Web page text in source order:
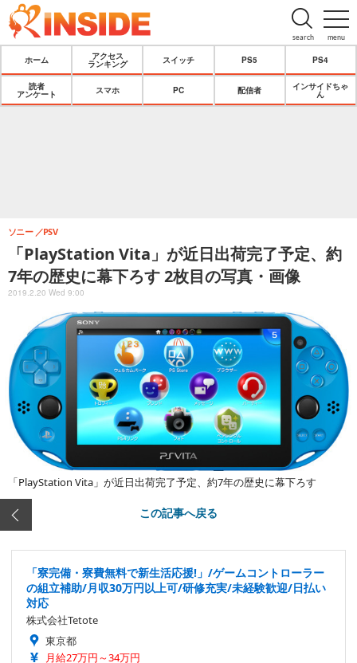
menu
search
ホーム
アクセス
ランキング
スイッチ PS5 PS4
読者
アンケート
スマホ PC 配信者
インサイドちゃ
ん
「PlayStation Vita」が近日出荷完了予定、約
7年の歴史に幕下ろす 2枚目の写真・画像
ソニー PSV
2019.2.20 Wed 9:00
「PlayStation Vita」が近日出荷完了予定、約7年の歴史に幕下ろす
この記事へ戻る
「寮完備・寮費無料で新生活応援!」/ゲームコントローラー
の組立補助/月収30万円以上可/研修充実/未経験歓迎/日払い
対応
株式会社Tetote
東京都
月給27万円～34万円